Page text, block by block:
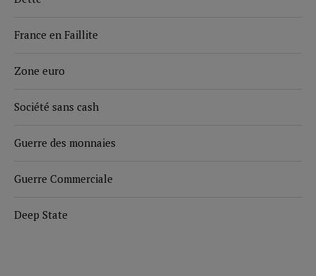
France en Faillite
Zone euro
Société sans cash
Guerre des monnaies
Guerre Commerciale
Deep State